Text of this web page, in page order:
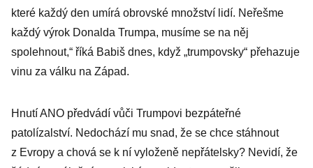
které každý den umírá obrovské množství lidí. Neřešme
každý výrok Donalda Trumpa, musíme se na něj
spolehnout,“ říká Babiš dnes, když „trumpovsky“ přehazuje
vinu za válku na Západ.
Hnutí ANO předvádí vůči Trumpovi bezpáteřné
patolízalství. Nedochází mu snad, že se chce stáhnout
z Evropy a chová se k ní vyloženě nepřátelsky? Nevidí, že